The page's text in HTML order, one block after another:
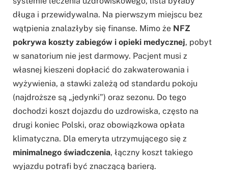
długa i przewidywalna. Na pierwszym miejscu bez
wątpienia znalazłyby się finanse. Mimo że NFZ
pokrywa koszty zabiegów i opieki medycznej, pobyt
w sanatorium nie jest darmowy. Pacjent musi z
własnej kieszeni dopłacić do zakwaterowania i
wyżywienia, a stawki zależą od standardu pokoju
(najdroższe są „jedynki”) oraz sezonu. Do tego
dochodzi koszt dojazdu do uzdrowiska, często na
drugi koniec Polski, oraz obowiązkowa opłata
klimatyczna. Dla emeryta utrzymującego się z
minimalnego świadczenia, łączny koszt takiego
wyjazdu potrafi być znaczącą barierą.